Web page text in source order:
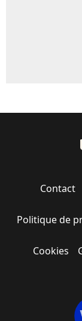
Contact
Politique de
Cookies